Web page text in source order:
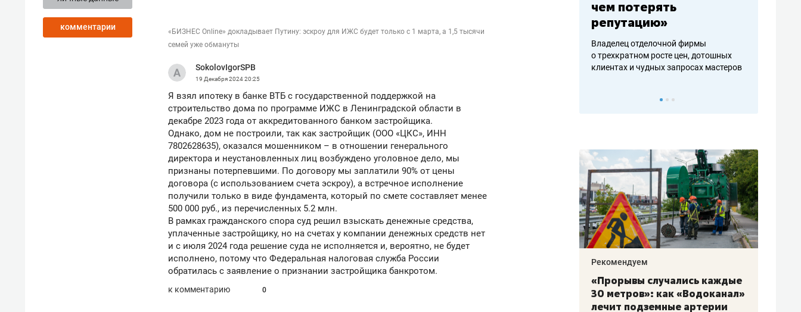
комментарии
«БИЗНЕС Online» докладывает Путину: эскроу для ИЖС будет только с 1 марта, а 1,5 тысячи
семей уже обмануты
SokolovIgorSPB
19 Декабря 202420:25
Я взял ипотеку в банке ВТБ с государственной поддержкой на
строительство дома по программе ИЖС в Ленинградской области в
декабре 2023 года от аккредитованного банком застройщика.
Однако, дом не построили, так как застройщик (ООО «ЦКС», ИНН
7802628635), оказался мошенником – в отношении генерального
директора и неустановленных лиц возбуждено уголовное дело, мы
признаны потерпевшими. По договору мы заплатили 90% от цены
договора (с использованием счета эскроу), а встречное исполнение
получили только в виде фундамента, который по смете составляет менее
500 000 руб., из перечисленных 5.2 млн.
В рамках гражданского спора суд решил взыскать денежные средства,
уплаченные застройщику, но на счетах у компании денежных средств нет
и с июля 2024 года решение суда не исполняется и, вероятно, не будет
исполнено, потому что Федеральная налоговая служба России
обратилась с заявление о признании застройщика банкротом.
к комментарию 0
чем потерять
репутацию»
Владелец отделочной фирмы
о трехкратном росте цен, дотошных
клиентах и чудных запросах мастеров
ID вместо ключа: какой будет
Рекомендуем
природе, работа
Рекомендуем Рекомендуем
«Прорывы случались каждые
30 метров»: как «Водоканал»
лечит подземные артерии